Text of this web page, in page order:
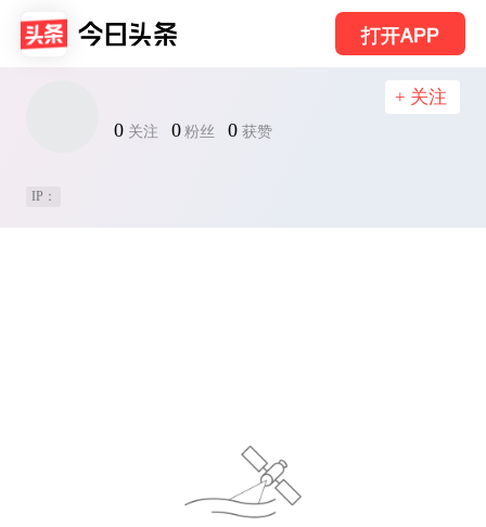
打开APP
0 关注 0 粉丝 0 获赞
+ 关注
IP：